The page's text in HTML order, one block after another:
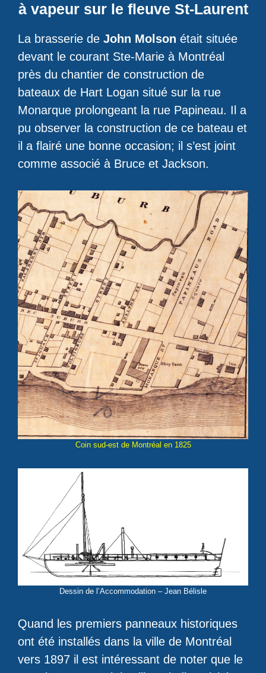
à vapeur sur le fleuve St-Laurent
La brasserie de John Molson était située
devant le courant Ste-Marie à Montréal
près du chantier de construction de
bateaux de Hart Logan situé sur la rue
Monarque prolongeant la rue Papineau. Il a
pu observer la construction de ce bateau et
il a flairé une bonne occasion; il s’est joint
comme associé à Bruce et Jackson.
Coin sud-est de Montréal en 1825
Dessin de l’Accommodation – Jean Bélisle
Quand les premiers panneaux historiques
ont été installés dans la ville de Montréal
vers 1897 il est intéressant de noter que le